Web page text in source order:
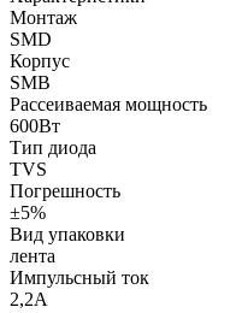
Монтаж
SMD
Корпус
SMB
Рассеиваемая мощность
600Вт
Тип диода
TVS
Погрешность
±5%
Вид упаковки
лента
Импульсный ток
2,2А